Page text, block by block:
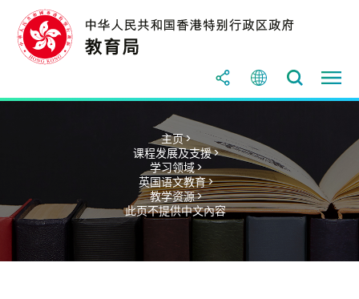
主页 >
课程发展及支援 >
学习领域 >
英国语文教育 >
教学资源 >
此页不提供中文內容